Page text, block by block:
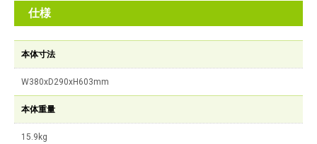
仕様
本体寸法
W380xD290xH603mm
本体重量
15.9kg